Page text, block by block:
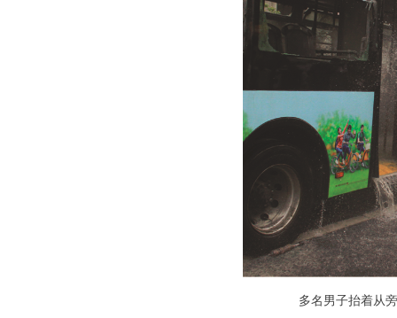
多名男子抬着从